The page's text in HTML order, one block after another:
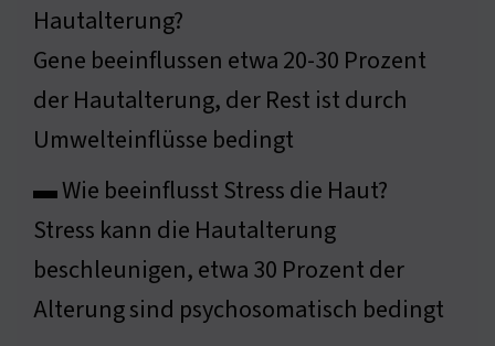
Hautalterung?
Gene beeinflussen etwa 20-30 Prozent
der Hautalterung, der Rest ist durch
Umwelteinflüsse bedingt
▬ Wie beeinflusst Stress die Haut?
Stress kann die Hautalterung
beschleunigen, etwa 30 Prozent der
Alterung sind psychosomatisch bedingt